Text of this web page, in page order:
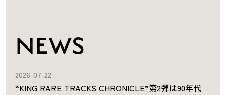
NEWS
2026-07-22
“KING RARE TRACKS CHRONICLE”第2弾は90年代